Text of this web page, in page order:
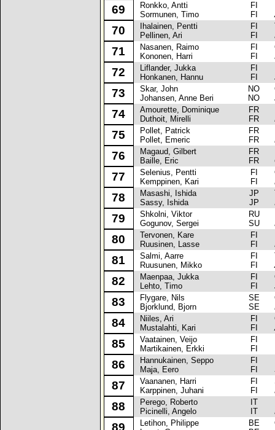
69
Ronkko, Antti
Sormunen, Timo
FI
FI
70
Ihalainen, Pentti
Pellinen, Ari
FI
FI
71
Nasanen, Raimo
Kononen, Harri
FI
FI
72
Liflander, Jukka
Honkanen, Hannu
FI
FI
73
Skar, John
Johansen, Anne Beri
NO
NO
74
Amourette, Dominique
Duthoit, Mirelli
FR
FR
75
Pollet, Patrick
Pollet, Emeric
FR
FR
76
Magaud, Gilbert
Baille, Eric
FR
FR
77
Selenius, Pentti
Kemppinen, Kari
FI
FI
78
Masashi, Ishida
Sassy, Ishida
JP
JP
79
Shkolni, Viktor
Gogunov, Sergei
RU
SU
80
Tervonen, Kare
Ruusinen, Lasse
FI
FI
81
Salmi, Aarre
Ruusunen, Mikko
FI
FI
82
Maenpaa, Jukka
Lehto, Timo
FI
FI
83
Flygare, Nils
Bjorklund, Bjorn
SE
SE
84
Niiles, Ari
Mustalahti, Kari
FI
FI
85
Vaatainen, Veijo
Martikainen, Erkki
FI
FI
86
Hannukainen, Seppo
Maja, Eero
FI
FI
87
Vaananen, Harri
Karppinen, Juhani
FI
FI
88
Perego, Roberto
Picinelli, Angelo
IT
IT
89
Letihon, Philippe
BE